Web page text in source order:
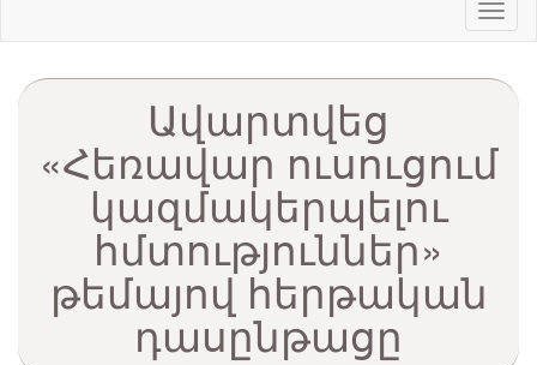
Ավարտվեց
«Հեռավար ուսուցում
կազմակերպելու
հմտություններ»
թեմայով հերթական
դասընթացը